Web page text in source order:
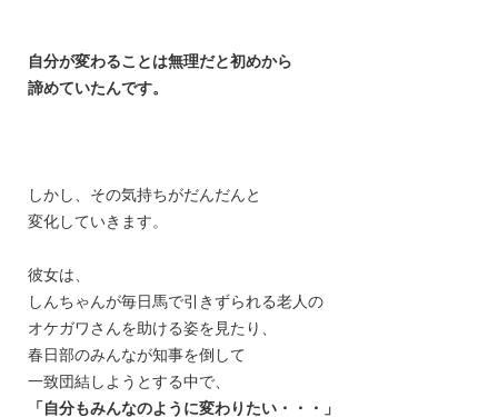
自分が変わることは無理だと初めから
諦めていたんです。
しかし、その気持ちがだんだんと
変化していきます。
彼女は、
しんちゃんが毎日馬で引きずられる老人の
オケガワさんを助ける姿を見たり、
春日部のみんなが知事を倒して
一致団結しようとする中で、
「自分もみんなのように変わりたい・・・」